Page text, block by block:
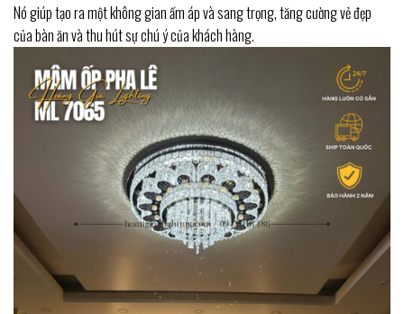
Nó giúp tạo ra một không gian ấm áp và sang trọng, tăng cường vẻ đẹp
của bàn ăn và thu hút sự chú ý của khách hàng.